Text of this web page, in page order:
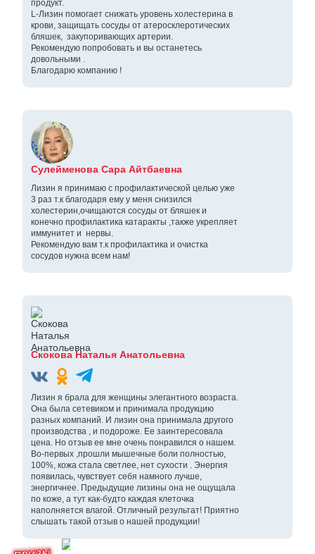
продукт.
L-Лизин помогает снижать уровень холестерина в
крови, защищать сосуды от атеросклеротических
бляшек, закупоривающих артерии.
Рекомендую попробовать и вы останетесь
довольными .
Благодарю компанию !
Сулейменова Сара Айтбаевна
Лизин я принимаю с профилактической целью уже
3 раз т.к благодаря ему у меня снизился
холестерин,очищаются сосуды от бляшек и
конечно профилактика катаракты ,также укрепляет
иммунитет и нервы.
Рекомендую вам т.к профилактика и очистка
сосудов нужна всем нам!
Скокова Наталья Анатольевна
Лизин я брала для женщины элегантного возраста.
Она была сетевиком и принимала продукцию
разных компаний. И лизин она принимала другого
производства , и подороже. Ее заинтересовала
цена. Но отзыв ее мне очень понравился о нашем.
Во-первых ,прошли мышечные боли полностью,
100%, кожа стала светлее, нет сухости . Энергия
появилась, чувствует себя намного лучше,
энергичнее. Предыдущие лизины она не ощущала
по коже, а тут как-будто каждая клеточка
наполняется влагой. Отличный результат! Приятно
слышать такой отзыв о нашей продукции!